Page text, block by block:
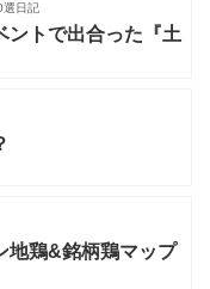
選日記
ントで出合った『土
地鶏&銘柄鶏マップ